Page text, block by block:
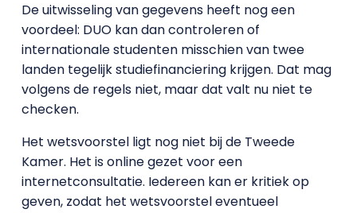
De uitwisseling van gegevens heeft nog een
voordeel: DUO kan dan controleren of
internationale studenten misschien van twee
landen tegelijk studiefinanciering krijgen. Dat mag
volgens de regels niet, maar dat valt nu niet te
checken.
Het wetsvoorstel ligt nog niet bij de Tweede
Kamer. Het is online gezet voor een
internetconsultatie. Iedereen kan er kritiek op
geven, zodat het wetsvoorstel eventueel